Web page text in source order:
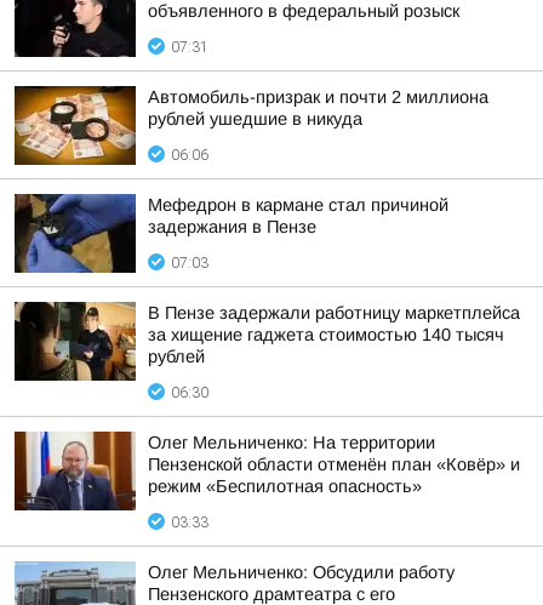
объявленного в федеральный розыск
07:31
Автомобиль-призрак и почти 2 миллиона
рублей ушедшие в никуда
06:06
Мефедрон в кармане стал причиной
задержания в Пензе
07:03
В Пензе задержали работницу маркетплейса
за хищение гаджета стоимостью 140 тысяч
рублей
06:30
Олег Мельниченко: На территории
Пензенской области отменён план «Ковёр» и
режим «Беспилотная опасность»
03:33
Олег Мельниченко: Обсудили работу
Пензенского драмтеатра с его